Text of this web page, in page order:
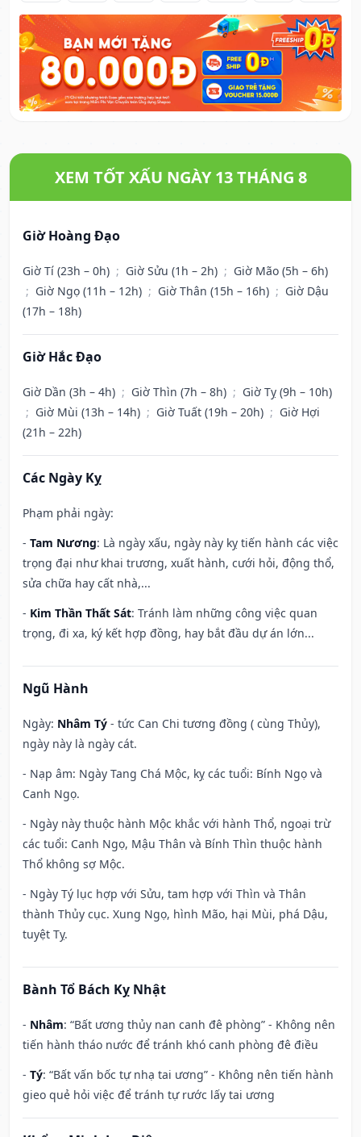
XEM TỐT XẤU NGÀY 13 THÁNG 8
Giờ Hoàng Đạo
Giờ Tí (23h – 0h) ; Giờ Sửu (1h – 2h) ; Giờ Mão (5h – 6h)
; Giờ Ngọ (11h – 12h) ; Giờ Thân (15h – 16h) ; Giờ Dậu
(17h – 18h)
Giờ Hắc Đạo
Giờ Dần (3h – 4h) ; Giờ Thìn (7h – 8h) ; Giờ Tỵ (9h – 10h)
; Giờ Mùi (13h – 14h) ; Giờ Tuất (19h – 20h) ; Giờ Hợi
(21h – 22h)
Các Ngày Kỵ
Phạm phải ngày:
- Tam Nương: Là ngày xấu, ngày này kỵ tiến hành các việc
trọng đại như khai trương, xuất hành, cưới hỏi, động thổ,
sửa chữa hay cất nhà,...
- Kim Thần Thất Sát: Tránh làm những công việc quan
trọng, đi xa, ký kết hợp đồng, hay bắt đầu dự án lớn...
Ngũ Hành
Ngày: Nhâm Tý - tức Can Chi tương đồng ( cùng Thủy),
ngày này là ngày cát.
- Nạp âm: Ngày Tang Chá Mộc, kỵ các tuổi: Bính Ngọ và
Canh Ngọ.
- Ngày này thuộc hành Mộc khắc với hành Thổ, ngoại trừ
các tuổi: Canh Ngọ, Mậu Thân và Bính Thìn thuộc hành
Thổ không sợ Mộc.
- Ngày Tý lục hợp với Sửu, tam hợp với Thìn và Thân
thành Thủy cục. Xung Ngọ, hình Mão, hại Mùi, phá Dậu,
tuyệt Tỵ.
Bành Tổ Bách Kỵ Nhật
- Nhâm: “Bất ương thủy nan canh đê phòng” - Không nên
tiến hành tháo nước để tránh khó canh phòng đê điều
- Tý: “Bất vấn bốc tự nhạ tai ương” - Không nên tiến hành
gieo quẻ hỏi việc để tránh tự rước lấy tai ương